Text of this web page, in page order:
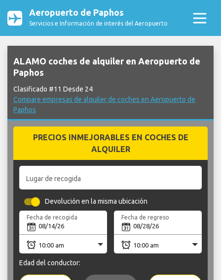
Aeropuerto de Paphos
Servicios e Información de interés del Aeropuerto
ALAMO coches de alquiler en Aeropuerto de
Paphos
Clasificado #11 Desde 24
Compare empresas de alquiler de coches en Aeropuerto de
Paphos
PRECIOS INMEJORABLES EN COCHES DE
ALQUILER
Lugar de recogida
Devolución en la misma ubicación
Fecha de recogida Fecha de regreso
Edad del conductor: